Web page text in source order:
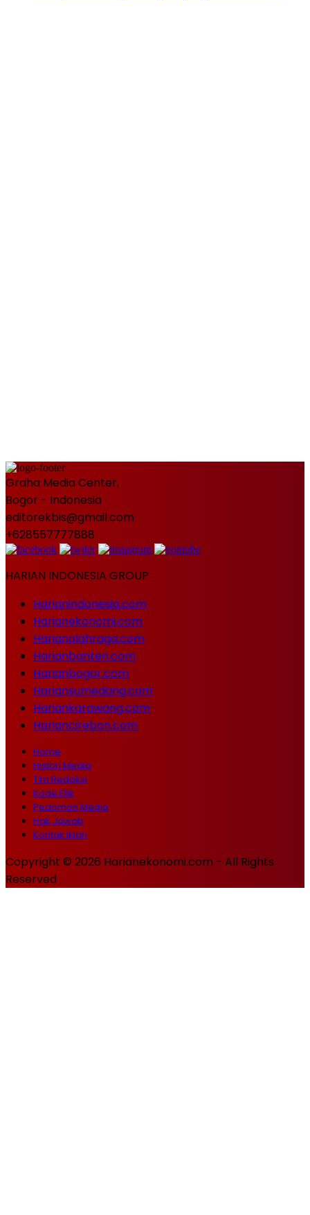
Graha Media Center,
Bogor - Indonesia
editorekbis@gmail.com
+628557777888
HARIAN INDONESIA GROUP
Harianindonesia.com
Harianekonomi.com
Harianolahraga.com
Harianbanten.com
Harianbogor.com
Hariansumedang.com
Hariankarawang.com
Hariancirebon.com
Home
Histori Media
Tim Redaksi
Kode Etik
Pedoman Media
Hak Jawab
Kontak Iklan
Copyright © 2026 Harianekonomi.com - All Rights
Reserved